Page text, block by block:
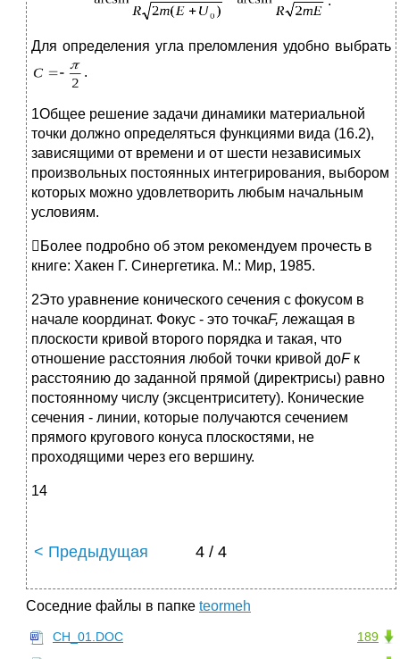
Для определения угла преломления удобно выбрать
.
1Общее решение задачи динамики материальной
точки должно определяться функциями вида (16.2),
зависящими от времени и от шести независимых
произвольных постоянных интегрирования, выбором
которых можно удовлетворить любым начальным
условиям.
Более подробно об этом рекомендуем прочесть в
книге: Хакен Г. Синергетика. М.: Мир, 1985.
2Это уравнение конического сечения с фокусом в
начале координат. Фокус - это точкаF, лежащая в
плоскости кривой второго порядка и такая, что
отношение расстояния любой точки кривой доF к
расстоянию до заданной прямой (директрисы) равно
постоянному числу (эксцентриситету). Конические
сечения - линии, которые получаются сечением
прямого кругового конуса плоскостями, не
проходящими через его вершину.
14
< Предыдущая 4 / 4
Соседние файлы в папке teormeh
189
CH_01.DOC